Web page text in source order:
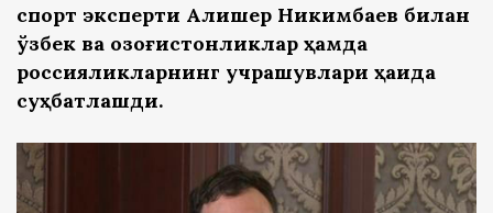
спорт эксперти Алишер Никимбаев билан
ўзбек ва қозоғистонликлар ҳамда
россияликларнинг учрашувлари ҳақида
суҳбатлашди.